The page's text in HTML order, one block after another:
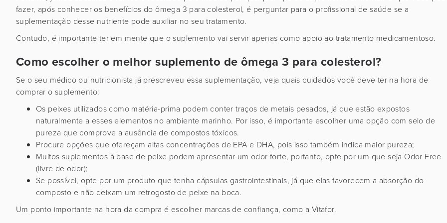
fazer, após conhecer os benefícios do ômega 3 para colesterol, é perguntar para o profissional de saúde se a
suplementação desse nutriente pode auxiliar no seu tratamento.
Contudo, é importante ter em mente que o suplemento vai servir apenas como apoio ao tratamento medicamentoso.
Como escolher o melhor suplemento de ômega 3 para colesterol?
Se o seu médico ou nutricionista já prescreveu essa suplementação, veja quais cuidados você deve ter na hora de
comprar o suplemento:
Os peixes utilizados como matéria-prima podem conter traços de metais pesados, já que estão expostos
naturalmente a esses elementos no ambiente marinho. Por isso, é importante escolher uma opção com selo de
pureza que comprove a ausência de compostos tóxicos.
Procure opções que ofereçam altas concentrações de EPA e DHA, pois isso também indica maior pureza;
Muitos suplementos à base de peixe podem apresentar um odor forte, portanto, opte por um que seja Odor Free
(livre de odor);
Se possível, opte por um produto que tenha cápsulas gastrointestinais, já que elas favorecem a absorção do
composto e não deixam um retrogosto de peixe na boca.
Um ponto importante na hora da compra é escolher marcas de confiança, como a Vitafor.